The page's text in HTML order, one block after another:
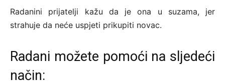
Radanini prijatelji kažu da je ona u suzama, jer
strahuje da neće uspjeti prikupiti novac.
Radani možete pomoći na sljedeći
način: